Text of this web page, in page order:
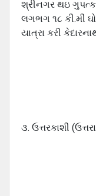
શ્રીનગર થઇ
લગભગ ૧૮ કી.મી
યાત્રા કરી
૩. ઉત્તરકાશી